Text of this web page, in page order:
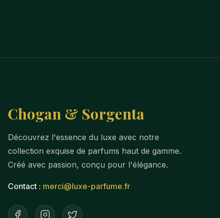
Chogan & Sorgenta
Découvrez l'essence du luxe avec notre
collection exquise de parfums haut de gamme.
Créé avec passion, conçu pour l'élégance.
Contact : merci@luxe-parfume.fr